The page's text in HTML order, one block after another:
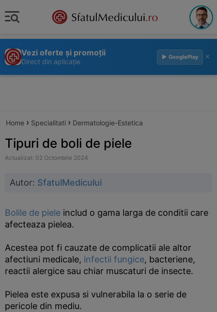
Vezi oferte și promoții
Direct din aplicație
▶ GooglePlay ×
Home › Specialitati › Dermatologie-Estetica
Tipuri de boli de piele
Actualizat: 02 Octombrie 2024
Autor: SfatulMedicului
Bolile de piele includ o gama larga de conditii care
afecteaza pielea.
Acestea pot fi cauzate de complicatii ale altor
afectiuni medicale, infectii fungice, bacteriene,
reactii alergice sau chiar muscaturi de insecte.
Pielea este expusa si vulnerabila la o serie de
pericole din mediu.